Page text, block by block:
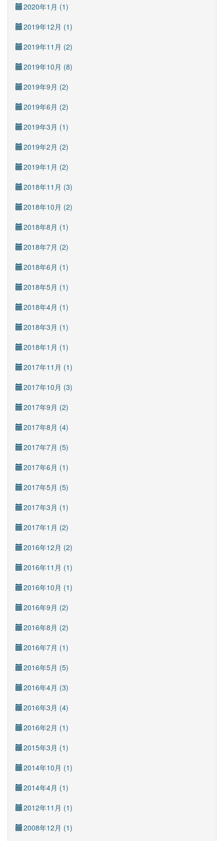
2020年1月 (1)
2019年12月 (1)
2019年11月 (2)
2019年10月 (8)
2019年9月 (2)
2019年6月 (2)
2019年3月 (1)
2019年2月 (2)
2019年1月 (2)
2018年11月 (3)
2018年10月 (2)
2018年8月 (1)
2018年7月 (2)
2018年6月 (1)
2018年5月 (1)
2018年4月 (1)
2018年3月 (1)
2018年1月 (1)
2017年11月 (1)
2017年10月 (3)
2017年9月 (2)
2017年8月 (4)
2017年7月 (5)
2017年6月 (1)
2017年5月 (5)
2017年3月 (1)
2017年1月 (2)
2016年12月 (2)
2016年11月 (1)
2016年10月 (1)
2016年9月 (2)
2016年8月 (2)
2016年7月 (1)
2016年5月 (5)
2016年4月 (3)
2016年3月 (4)
2016年2月 (1)
2015年3月 (1)
2014年10月 (1)
2014年4月 (1)
2012年11月 (1)
2008年12月 (1)